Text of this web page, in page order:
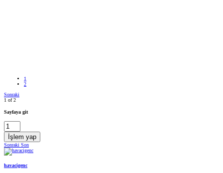
1
2
Sonraki
1 of 2
Sayfaya git
İşlem yap
Sonraki Son
havacigenc